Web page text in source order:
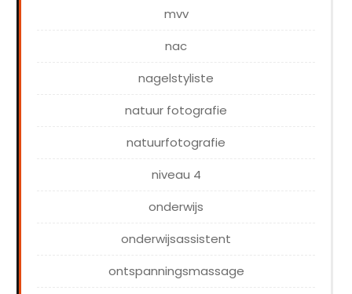
mvv
nac
nagelstyliste
natuur fotografie
natuurfotografie
niveau 4
onderwijs
onderwijsassistent
ontspanningsmassage